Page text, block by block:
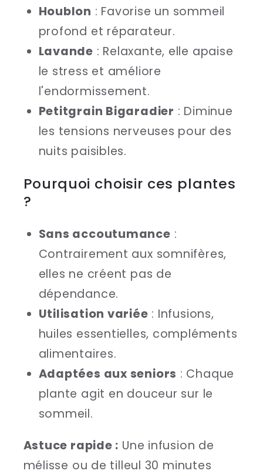
Houblon : Favorise un sommeil
profond et réparateur.
Lavande : Relaxante, elle apaise
le stress et améliore
l'endormissement.
Petitgrain Bigaradier : Diminue
les tensions nerveuses pour des
nuits paisibles.
Pourquoi choisir ces plantes
?
Sans accoutumance :
Contrairement aux somnifères,
elles ne créent pas de
dépendance.
Utilisation variée : Infusions,
huiles essentielles, compléments
alimentaires.
Adaptées aux seniors : Chaque
plante agit en douceur sur le
sommeil.
Astuce rapide : Une infusion de
mélisse ou de tilleul 30 minutes